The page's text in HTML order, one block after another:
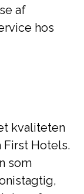
af
hos
kvaliteten
First Hotels.
som